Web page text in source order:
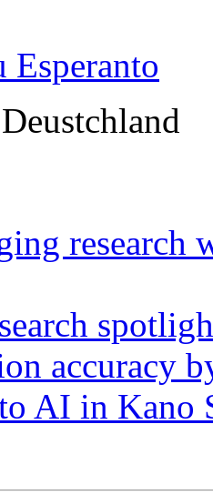
Esperanto
research
accuracy
AI in Kano